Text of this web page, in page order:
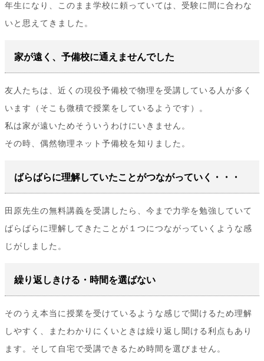
年生になり、このまま学校に頼っていては、受験に間に合わな
いと思えてきました。
家が遠く、予備校に通えませんでした
友人たちは、近くの現役予備校で物理を受講している人が多く
います（そこも微積で授業をしているようです）。
私は家が遠いためそういうわけにいきません。
その時、偶然物理ネット予備校を知りました。
ばらばらに理解していたことがつながっていく・・・
田原先生の無料講義を受講したら、今まで力学を勉強していて
ばらばらに理解してきたことが１つにつながっていくような感
じがしました。
繰り返しきける・時間を選ばない
そのうえ本当に授業を受けているような感じで聞けるため理解
しやすく、またわかりにくいときは繰り返し聞ける利点もあり
ます。そして自宅で受講できるため時間を選びません。